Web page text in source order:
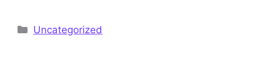
Kategorien
Uncategorized